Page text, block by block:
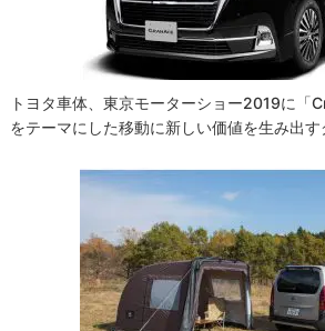
トヨタ車体、東京モーターショー2019に「
をテーマにした移動に新しい価値を生み出す